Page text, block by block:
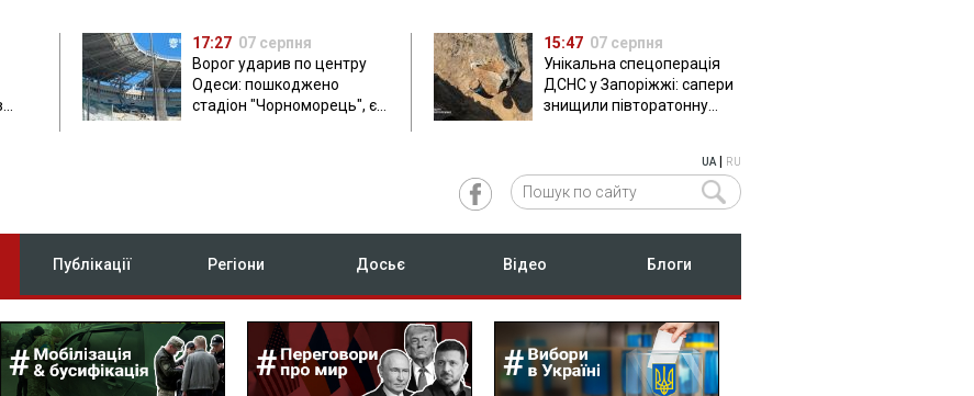
17:27 07 серпня
Ворог ударив по центру
Одеси: пошкоджено
стадіон "Чорноморець", є
15:47 07 серпня
Унікальна спецоперація
ДСНС у Запоріжжі: сапери
знищили півторатонну
UA| RU
Публікації Регіони Досьє Відео Блоги